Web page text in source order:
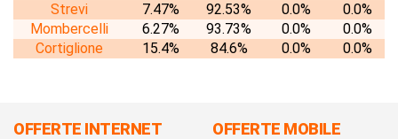
Strevi
7.47% 92.53% 0.0%
0.0%
Mombercelli
6.27% 93.73% 0.0%
0.0%
Cortiglione
15.4% 84.6% 0.0% 0.0%
OFFERTE INTERNET OFFERTE MOBILE